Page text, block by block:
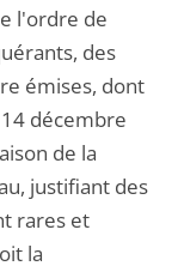
l'ordre de
des
émises, dont
décembre
de la
justifiant des
rares et
la